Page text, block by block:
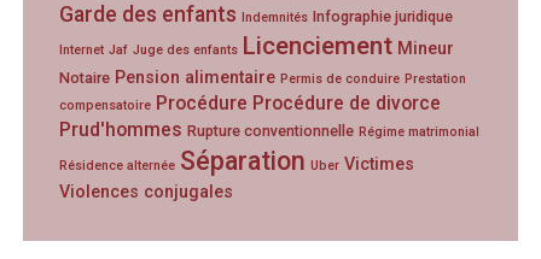
Garde des enfants Indemnités Infographie juridique
Internet Jaf Juge des enfants Licenciement Mineur
Notaire Pension alimentaire Permis de conduire Prestation
compensatoire Procédure Procédure de divorce
Prud'hommes Rupture conventionnelle Régime matrimonial
Résidence alternée Séparation Uber Victimes
Violences conjugales